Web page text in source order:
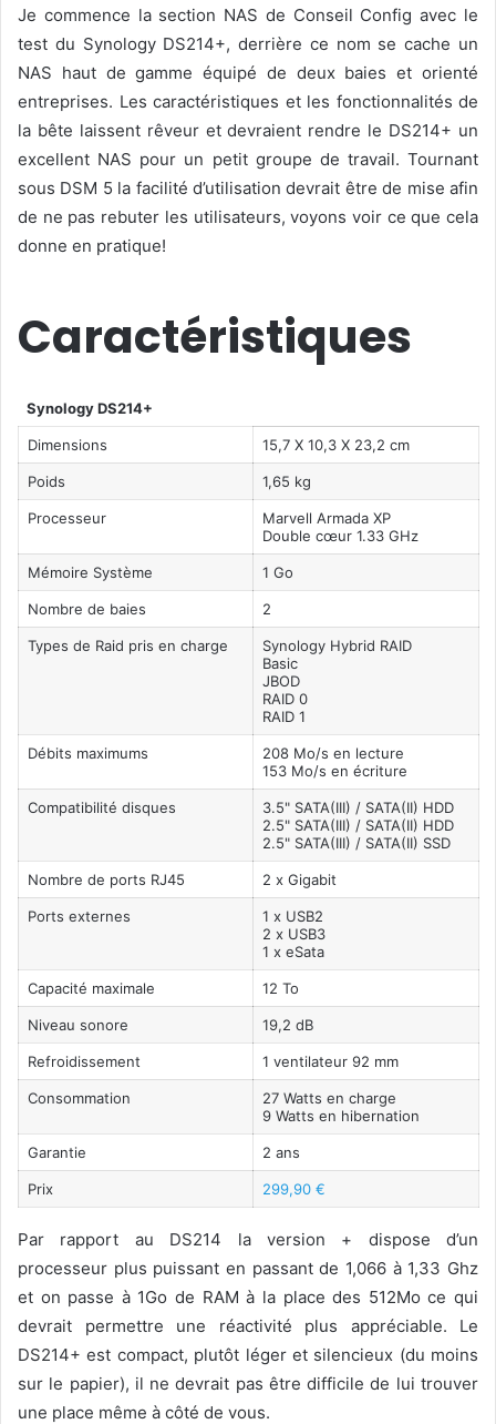
Je commence la section NAS de Conseil Config avec le
test du Synology DS214+, derrière ce nom se cache un
NAS haut de gamme équipé de deux baies et orienté
entreprises. Les caractéristiques et les fonctionnalités de
la bête laissent rêveur et devraient rendre le DS214+ un
excellent NAS pour un petit groupe de travail. Tournant
sous DSM 5 la facilité d’utilisation devrait être de mise afin
de ne pas rebuter les utilisateurs, voyons voir ce que cela
donne en pratique!
Caractéristiques
Synology DS214+
Dimensions 15,7 X 10,3 X 23,2 cm
Poids 1,65 kg
Processeur
Marvell Armada XP
Double cœur 1.33 GHz
Mémoire Système 1 Go
Nombre de baies 2
Types de Raid pris en charge
Synology Hybrid RAID
Basic
JBOD
RAID 0
RAID 1
Débits maximums
208 Mo/s en lecture
153 Mo/s en écriture
Compatibilité disques
3.5" SATA(III) / SATA(II) HDD
2.5" SATA(III) / SATA(II) HDD
2.5" SATA(III) / SATA(II) SSD
Nombre de ports RJ45 2 x Gigabit
Ports externes
1 x USB2
2 x USB3
1 x eSata
Capacité maximale 12 To
Niveau sonore 19,2 dB
Refroidissement 1 ventilateur 92 mm
Consommation
27 Watts en charge
9 Watts en hibernation
Garantie 2 ans
Prix 299,90 €
Par rapport au DS214 la version + dispose d’un
processeur plus puissant en passant de 1,066 à 1,33 Ghz
et on passe à 1Go de RAM à la place des 512Mo ce qui
devrait permettre une réactivité plus appréciable. Le
DS214+ est compact, plutôt léger et silencieux (du moins
sur le papier), il ne devrait pas être difficile de lui trouver
une place même à côté de vous.